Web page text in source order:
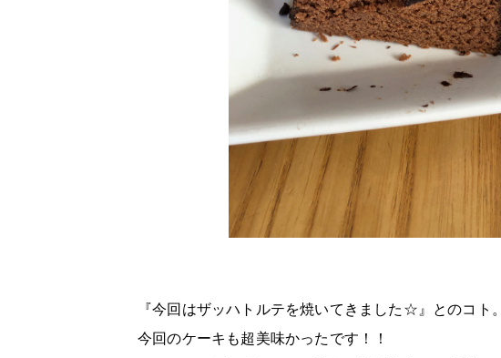
『今回はザッハトルテを焼いてきました☆』とのコト
今回のケーキも超美味かったです！！